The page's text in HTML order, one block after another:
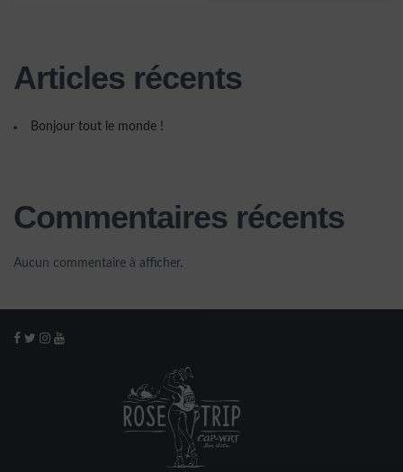
Articles récents
Bonjour tout le monde !
Commentaires récents
Aucun commentaire à afficher.